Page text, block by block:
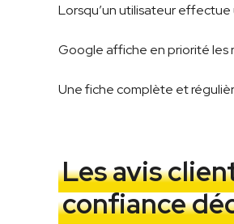
Lorsqu’un utilisateur effectue
Google affiche en priorité les
Une fiche complète et
Les avis
confiance